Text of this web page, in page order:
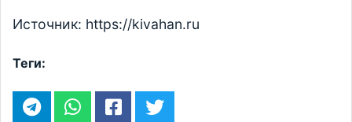
Источник: https://kivahan.ru
Теги: